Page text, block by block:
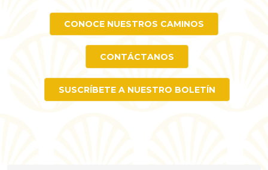
CONOCE NUESTROS CAMINOS
CONTÁCTANOS
SUSCRÍBETE A NUESTRO BOLETÍN